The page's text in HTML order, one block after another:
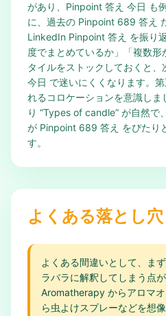
があり、Pinpoint 答え 今日 も
に、過去の Pinpoint 689 答え
LinkedIn Pinpoint 答え を振り
度でまとめているか」「複数
タイルをストックしておくと
今日 で迷いにくくなります。
れるコロケーションを意識しま
り “Types of candle” が自然で
が Pinpoint 689 答え をぴたり
す。
よくある落とし穴
よくある間違いとして、ま
ラバラに解釈してしまう点が
Aromatherapy からアロマ
ら虫よけスプレーなどを想